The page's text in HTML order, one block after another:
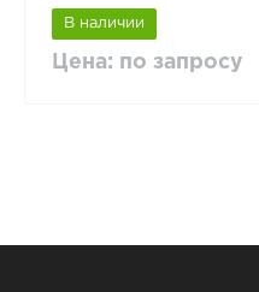
В наличии
Цена: по запросу